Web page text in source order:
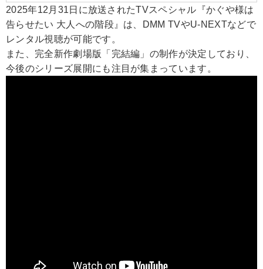
2025年12月31日に放送されたTVスペシャル『かぐや様は
告らせたい 大人への階段』は、DMM TVやU-NEXTなどで
レンタル視聴が可能です。
また、完全新作劇場版「完結編」の制作が決定しており、
今後のシリーズ展開にも注目が集まっています。